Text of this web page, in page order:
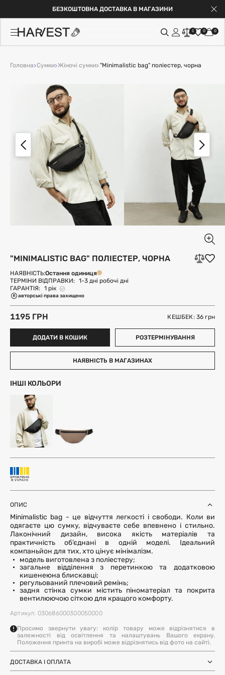
БЕЗКОШТОВНА ДОСТАВКА В МАГАЗИНИ
0 0 0
Головна Сумки Жіночі сумки "Minimalistic bag" поліестер, чорна
"MINIMALISTIC BAG" ПОЛІЕСТЕР, ЧОРНА
НАЯВНІСТЬ:Остання одиниця
ТЕРМІНИ ВІДПРАВКИ: 1-3 дні робочі дні
ГАРАНТІЯ: 1 рік
авторські права захищено
1195 ГРН КЕШБЕК: 36грн
ДОДАТИ В КОШИК РОЗТЕРМІНУВАННЯ
НАЯВНІСТЬ В МАГАЗИНАХ
ІНШІ КОЛЬОРИ
ОПИС
Minimalistic bag - це відчуття легкості і свободи. Коли ви
одягаєте цю сумку, відчуваєте себе впевнено і стильно.
Лаконічний дизайн, висока якість матеріалів та
практичність об’єднані в одній моделі. Ідеальний
компаньйон для тих, хто цінує мінімалізм.
модель виготовлена з поліестеру;
загальне відділення з перетинкою та додатковою
кишенеюна блискавці;
регульований плечовий ремінь;
задня стінка сумки містить піноматеріал та покрита
вентилюючою сіткою для кращого комфорту.
Артикул: 030686000300050000
Просимо звернути увагу: колір товару може відрізнятися в
залежності від освітлення та налаштувань Вашого екрану.
Положення принта на виробі може відрізнятись від фото на сайті.
ДОСТАВКА І ОПЛАТА